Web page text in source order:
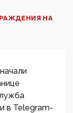
НА
в Telegram-